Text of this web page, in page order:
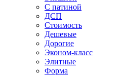
С патиной
ДСП
Стоимость
Дешевые
Дорогие
Эконом-класс
Элитные
Форма